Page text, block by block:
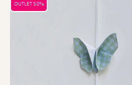
50% OUTLET
50% OUTLET